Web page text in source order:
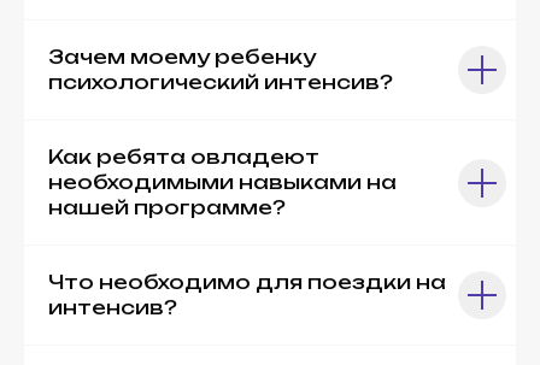
Зачем моему ребенку
психологический интенсив?
Как ребята овладеют
необходимыми навыками на
нашей программе?
Что необходимо для поездки на
интенсив?